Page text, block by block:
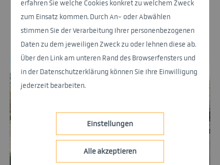
erfahren Sie welche Cookies konkret zu welchem Zweck
zum Einsatz kommen. Durch An- oder Abwählen
stimmen Sie der Verarbeitung Ihrer personenbezogenen
Daten zu dem jeweiligen Zweck zu oder lehnen diese ab.
Über den Link am unteren Rand des Browserfensters und
in der Datenschutzerklärung können Sie Ihre Einwilligung
jederzeit bearbeiten.
Einstellungen
Alle akzeptieren